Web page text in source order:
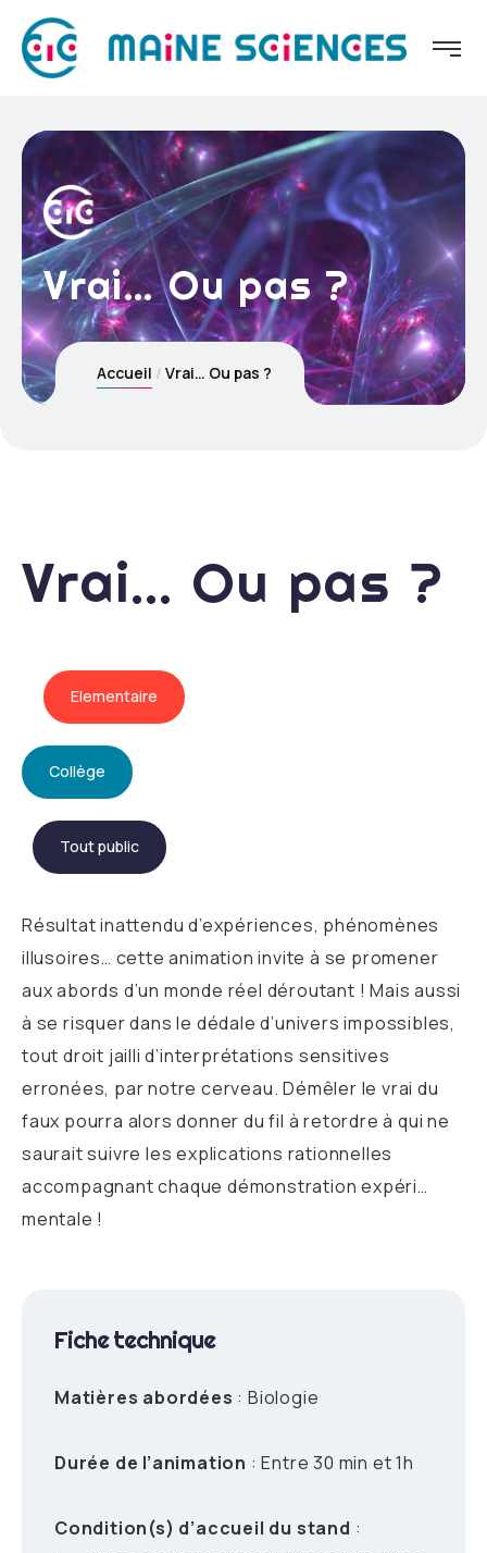
Vrai… Ou pas ?
Accueil Vrai… Ou pas ?
Vrai… Ou pas ?
Elementaire
Collège
Tout public
Résultat inattendu d’expériences, phénomènes
illusoires… cette animation invite à se promener
aux abords d’un monde réel déroutant ! Mais aussi
à se risquer dans le dédale d’univers impossibles,
tout droit jailli d’interprétations sensitives
erronées, par notre cerveau. Démêler le vrai du
faux pourra alors donner du fil à retordre à qui ne
saurait suivre les explications rationnelles
accompagnant chaque démonstration expéri…
mentale !
Fiche technique
Matières abordées : Biologie
Durée de l’animation : Entre 30 min et 1h
Condition(s) d’accueil du stand :